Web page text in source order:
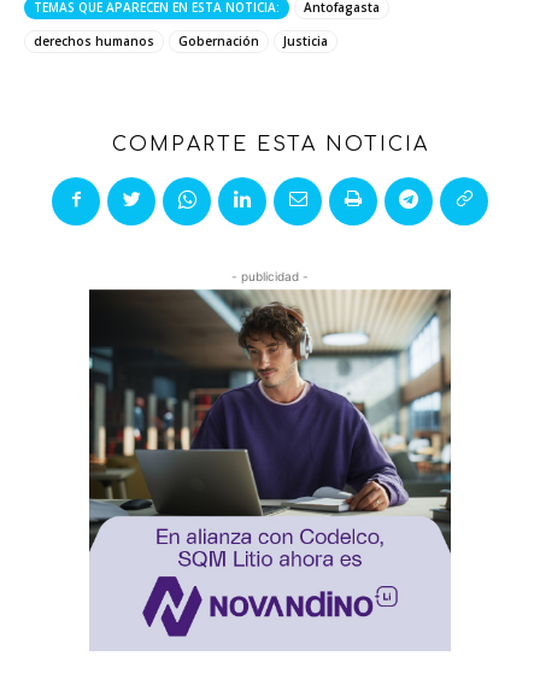
TEMAS QUE APARECEN EN ESTA NOTICIA:
Antofagasta
derechos humanos
Gobernación Justicia
COMPARTE ESTA NOTICIA
- publicidad -